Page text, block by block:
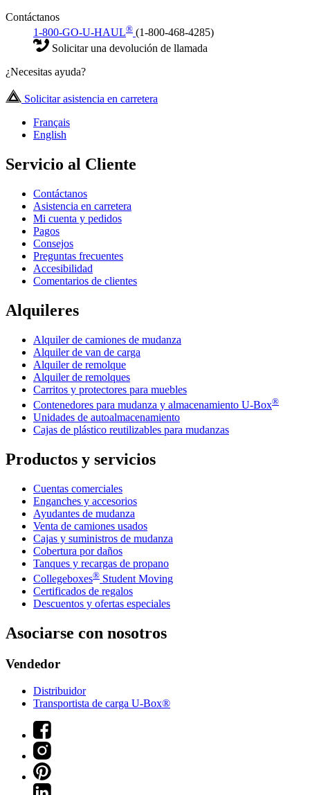
Contáctanos
1-800-GO-U-HAUL® (1-800-468-4285)
Solicitar una devolución de llamada
¿Necesitas ayuda?
Solicitar asistencia en carretera
Français
English
Servicio al Cliente
Contáctanos
Asistencia en carretera
Mi cuenta y pedidos
Pagos
Consejos
Preguntas frecuentes
Accesibilidad
Comentarios de clientes
Alquileres
Alquiler de camiones de mudanza
Alquiler de van de carga
Alquiler de remolque
Alquiler de remolques
Carritos y protectores para muebles
Contenedores para mudanza y almacenamiento U-Box®
Unidades de autoalmacenamiento
Cajas de plástico reutilizables para mudanzas
Productos y servicios
Cuentas comerciales
Enganches y accesorios
Ayudantes de mudanza
Venta de camiones usados
Cajas y suministros de mudanza
Cobertura por daños
Tanques y recargas de propano
Collegeboxes® Student Moving
Certificados de regalos
Descuentos y ofertas especiales
Asociarse con nosotros
Vendedor
Distribuidor
Transportista de carga U-Box®